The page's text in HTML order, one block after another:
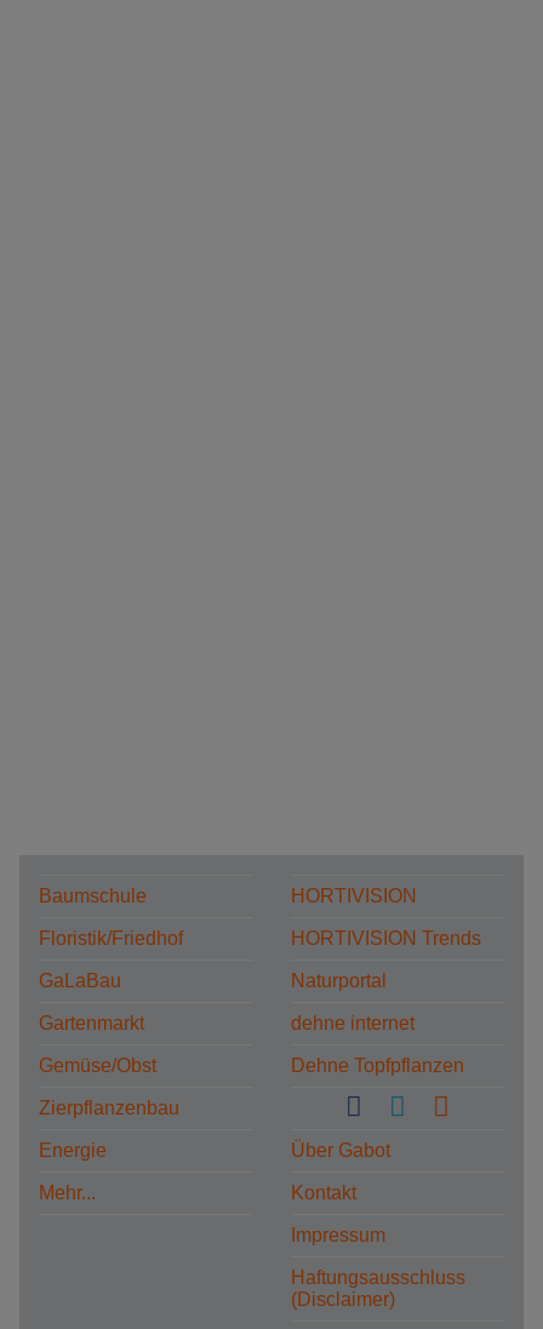
Baumschule
Floristik/Friedhof
GaLaBau
Gartenmarkt
Gemüse/Obst
Zierpflanzenbau
Energie
Mehr...
HORTIVISION
HORTIVISION Trends
Naturportal
dehne internet
Dehne Topfpflanzen
Über Gabot
Kontakt
Impressum
Haftungsausschluss
(Disclaimer)